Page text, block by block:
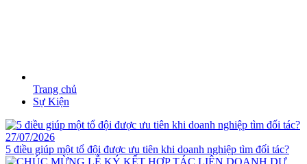
Trang chủ
Sự Kiện
27/07/2026
5 điều giúp một tổ đội được ưu tiên khi doanh nghiệp tìm đối tác?